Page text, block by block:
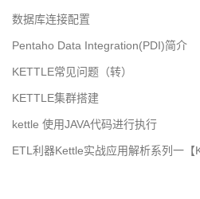
数据库连接配置
Pentaho Data Integration(PDI)简介
KETTLE常见问题（转）
KETTLE集群搭建
kettle 使用JAVA代码进行执行
ETL利器Kettle实战应用解析系列一【